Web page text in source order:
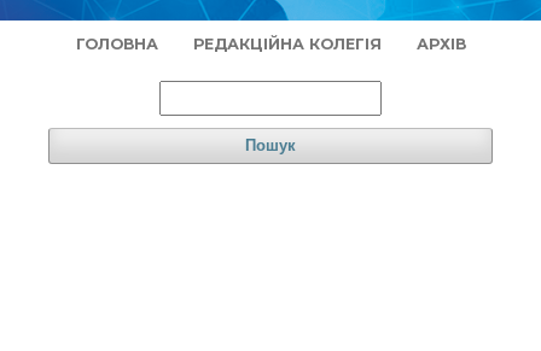
ГОЛОВНА РЕДАКЦІЙНА КОЛЕГІЯ АРХІВ
Пошук